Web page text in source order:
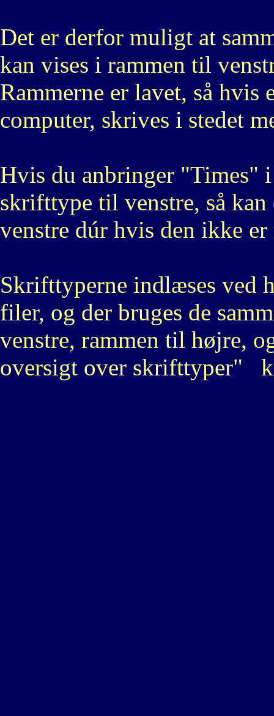
Det er derfor muligt at
kan vises i rammen til
Rammerne er lavet, så
computer, skrives i stedet
Hvis du anbringer "Times"
skrifttype til venstre, så
venstre dúr hvis den ikke
Skrifttyperne indlæses ved
filer, og der bruges de
venstre, rammen til
oversigt over skrifttyper"